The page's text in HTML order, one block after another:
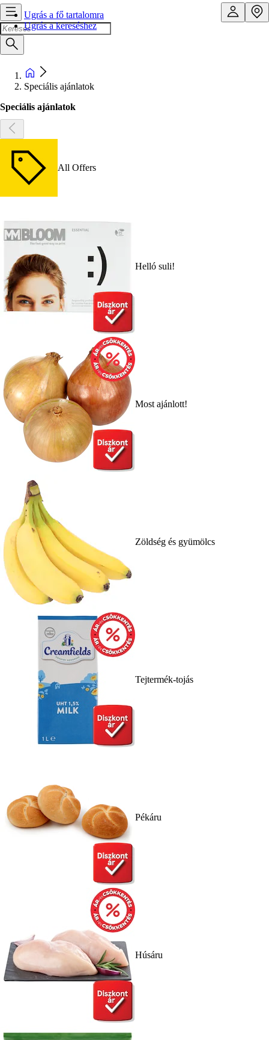
Ugrás a fő tartalomra
Ugrás a kereséshez
Speciális ajánlatok
Speciális ajánlatok
All Offers
Helló suli!
Most ajánlott!
Zöldség és gyümölcs
Tejtermék-tojás
Pékáru
Húsáru